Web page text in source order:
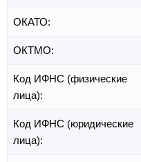
ОКАТО:
ОКТМО:
Код ИФНС (физические
лица):
Код ИФНС (юридические
лица):